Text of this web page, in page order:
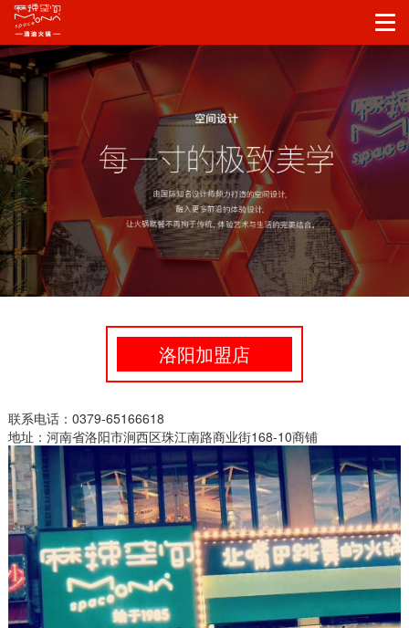
洛阳加盟店
联系电话：0379-65166618
地址：河南省洛阳市涧西区珠江南路商业街168-10商铺